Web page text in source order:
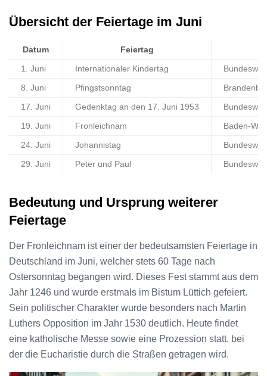
Übersicht der Feiertage im Juni
Datum Feiertag
1. Juni Internationaler Kindertag Bundesweit
8. Juni Pfingstsonntag
17. Juni Gedenktag an den 17. Juni 1953 Bundesweit
19. Juni Fronleichnam Baden-
24. Juni Johannistag Bundesweit
29. Juni Peter und Paul Bundesweit
Bedeutung und Ursprung weiterer
Feiertage
Der Fronleichnam ist einer der bedeutsamsten Feiertage in
Deutschland im Juni, welcher stets 60 Tage nach
Ostersonntag begangen wird. Dieses Fest stammt aus dem
Jahr 1246 und wurde erstmals im Bistum Lüttich gefeiert.
Sein politischer Charakter wurde besonders nach Martin
Luthers Opposition im Jahr 1530 deutlich. Heute findet
eine katholische Messe sowie eine Prozession statt, bei
der die Eucharistie durch die Straßen getragen wird.